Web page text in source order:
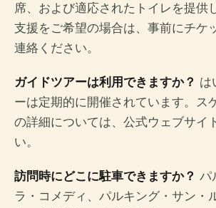
席、および適応されたトイレを提供
支援をご希望の場合は、事前にチケ
連絡ください。
ガイドツアーは利用できますか？ は
ーは定期的に開催されています。ス
の詳細については、公式ウェブサイ
い。
訪問時にどこに駐車できますか？ パ
ラ・コメディ、パルキング・サン・